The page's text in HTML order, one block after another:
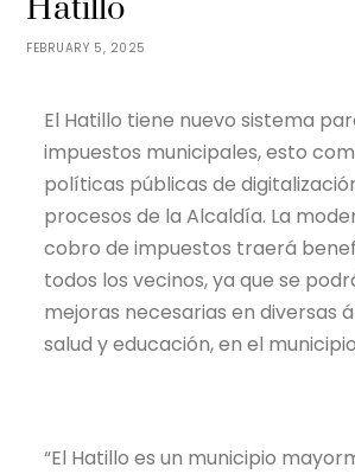
FEBRUARY 5, 2025
Hatillo
El Hatillo tiene nuevo sistema
impuestos municipales, esto
políticas públicas de
procesos de la Alcaldía. La
cobro de impuestos traerá
todos los vecinos, ya que se
mejoras necesarias en diversas
salud y educación, en el
“El Hatillo es un municipio